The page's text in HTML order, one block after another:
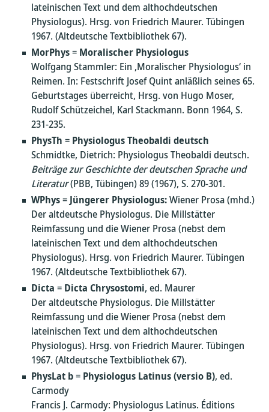
lateinischen Text und dem althochdeutschen
Physiologus). Hrsg. von Friedrich Maurer. Tübingen
1967. (Altdeutsche Textbibliothek 67).
MorPhys= Moralischer Physiologus
Wolfgang Stammler: Ein ‚Moralischer Physiologus‘ in
Reimen. In: Festschrift Josef Quint anläßlich seines 65.
Geburtstages überreicht, Hrsg. von Hugo Moser,
Rudolf Schützeichel, Karl Stackmann. Bonn 1964, S.
231-235.
PhysTh = Physiologus Theobaldi deutsch
Schmidtke, Dietrich: Physiologus Theobaldi deutsch.
Beiträge zur Geschichte der deutschen Sprache und
Literatur(PBB, Tübingen) 89 (1967), S. 270-301.
WPhys= Jüngerer Physiologus:Wiener Prosa (mhd.)
Der altdeutsche Physiologus. Die Millstätter
Reimfassung und die Wiener Prosa (nebst dem
lateinischen Text und dem althochdeutschen
Physiologus). Hrsg. von Friedrich Maurer. Tübingen
1967. (Altdeutsche Textbibliothek 67).
Dicta = Dicta Chrysostomi, ed. Maurer
Der altdeutsche Physiologus. Die Millstätter
Reimfassung und die Wiener Prosa (nebst dem
lateinischen Text und dem althochdeutschen
Physiologus). Hrsg. von Friedrich Maurer. Tübingen
1967. (Altdeutsche Textbibliothek 67).
PhysLat b= Physiologus Latinus (versio B), ed.
Carmody
Francis J. Carmody: Physiologus Latinus. Éditions